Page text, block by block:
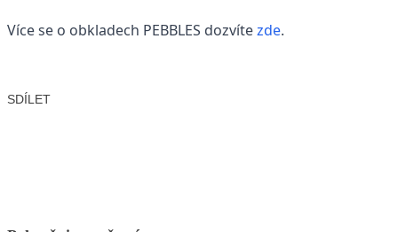
Více se o obkladech PEBBLES dozvítezde.
SDÍLET